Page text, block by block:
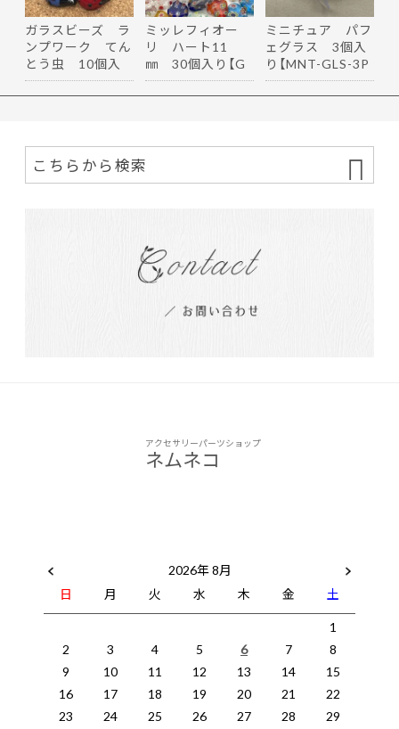
ガラスビーズ ラ
ンプワーク てん
とう虫 10個入
り【GB-…
ミッレフィオー
リ ハート11
㎜ 30個入り【G
B-ｍｆ-h11】
ミニチュア パフ
ェグラス 3個入
り【MNT-GLS-3P
-05】
アクセサリーパーツショップ
ネムネコ
2026年 8月
日
月 火 水 木 金
土
1
2
3 4 5 6 7
8
9
10 11 12 13 14
15
16
17 18 19 20 21
22
23
24 25 26 27 28 29